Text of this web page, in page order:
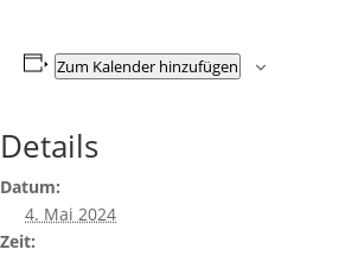
Zum Kalender hinzufügen
Details
Datum:
4. Mai 2024
Zeit: